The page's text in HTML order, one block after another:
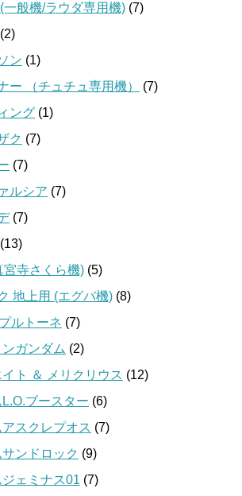
一般機/ラウダ専用機) (7)
(2)
ン (1)
ー （チュチュ専用機）
(7)
ング (1)
ク (7)
(7)
ルシア (7)
(7)
(13)
宮寺さくら機) (5)
地上用 (エグバ機) (8)
ルトーネ (7)
ガンダム (2)
ト ＆ メリクリウス (12)
ブースター (6)
スクレプオス (7)
ンドロック (9)
ェミナス01 (7)